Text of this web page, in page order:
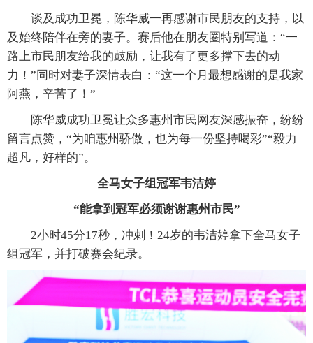
谈及成功卫冕，陈华威一再感谢市民朋友的支持，以
及始终陪伴在旁的妻子。赛后他在朋友圈特别写道：“一
路上市民朋友给我的鼓励，让我有了更多撑下去的动
力！”同时对妻子深情表白：“这一个月最想感谢的是我家
阿燕，辛苦了！”
陈华威成功卫冕让众多惠州市民网友深感振奋，纷纷
留言点赞，“为咱惠州骄傲，也为每一份坚持喝彩”“毅力
超凡，好样的”。
全马女子组冠军韦洁婷
“能拿到冠军必须谢谢惠州市民”
2小时45分17秒，冲刺！24岁的韦洁婷拿下全马女子
组冠军，并打破赛会纪录。